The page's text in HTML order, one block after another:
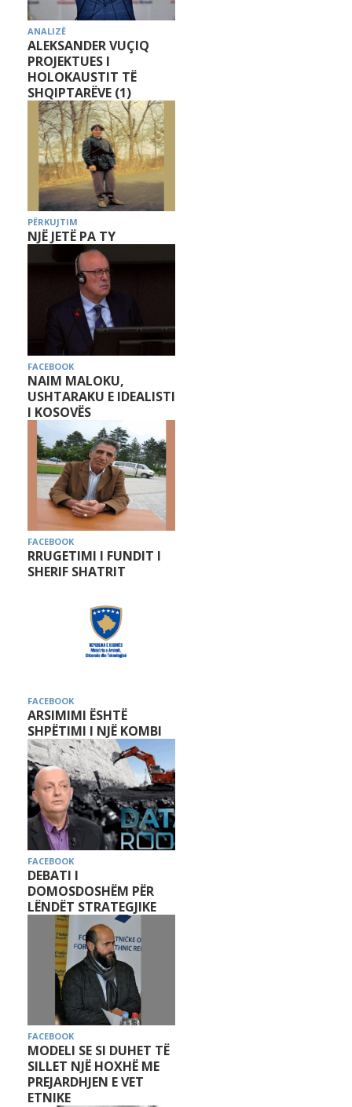
ANALIZË
ALEKSANDER VUÇIQ
PROJEKTUES I
HOLOKAUSTIT TË
SHQIPTARËVE (1)
PËRKUJTIM
NJË JETË PA TY
FACEBOOK
NAIM MALOKU,
USHTARAKU E IDEALISTI
I KOSOVËS
FACEBOOK
RRUGETIMI I FUNDIT I
SHERIF SHATRIT
FACEBOOK
ARSIMIMI ËSHTË
SHPËTIMI I NJË KOMBI
FACEBOOK
DEBATI I
DOMOSDOSHËM PËR
LËNDËT STRATEGJIKE
FACEBOOK
MODELI SE SI DUHET TË
SILLET NJË HOXHË ME
PREJARDHJEN E VET
ETNIKE